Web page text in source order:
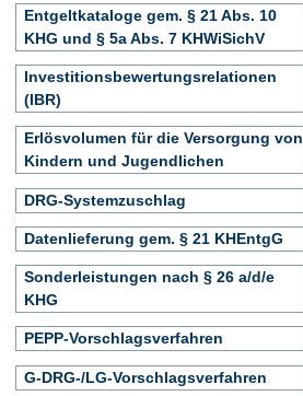
Entgeltkataloge gem. § 21 Abs. 10
KHG und § 5a Abs. 7 KHWiSichV
Investitionsbewertungsrelationen
(IBR)
Erlösvolumen für die Versorgung von
Kindern und Jugendlichen
DRG-Systemzuschlag
Datenlieferung gem. § 21 KHEntgG
Sonderleistungen nach § 26 a/d/e
KHG
PEPP-Vorschlagsverfahren
G-DRG-/LG-Vorschlagsverfahren